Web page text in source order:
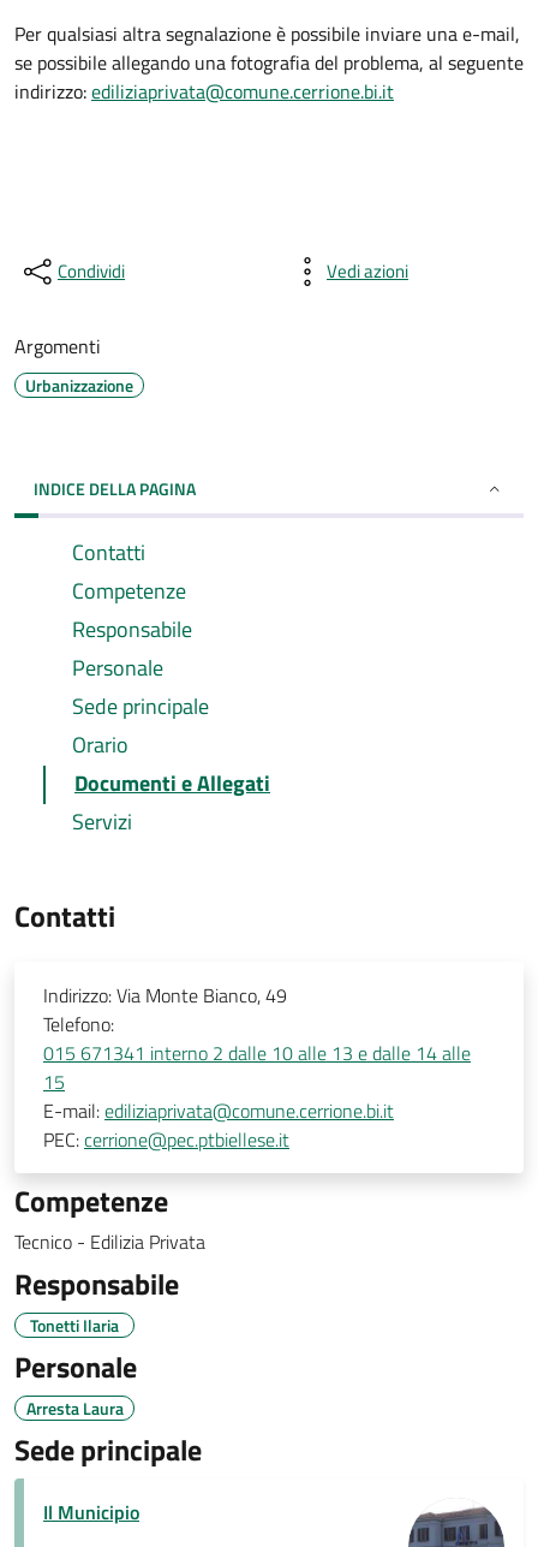
Per qualsiasi altra segnalazione è possibile inviare una e-mail,
se possibile allegando una fotografia del problema, al seguente
indirizzo:ediliziaprivata@comune.cerrione.bi.it
Condividi Vedi azioni
Argomenti
Urbanizzazione
INDICE DELLA PAGINA
Contatti
Competenze
Responsabile
Personale
Sede principale
Orario
Documenti e Allegati
Servizi
Contatti
Indirizzo:Via Monte Bianco, 49
Telefono:
015 671341 interno 2 dalle 10 alle 13 e dalle 14 alle
15
E-mail:ediliziaprivata@comune.cerrione.bi.it
PEC:cerrione@pec.ptbiellese.it
Competenze
Tecnico - Edilizia Privata
Responsabile
Tonetti Ilaria
Personale
Arresta Laura
Sede principale
Il Municipio